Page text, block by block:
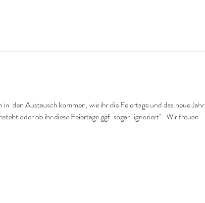
den Austausch kommen, wie ihr die Feiertage und das neue Jahr
oder ob ihr diese Feiertage ggf. sogar "ignoriert".  Wir freuen